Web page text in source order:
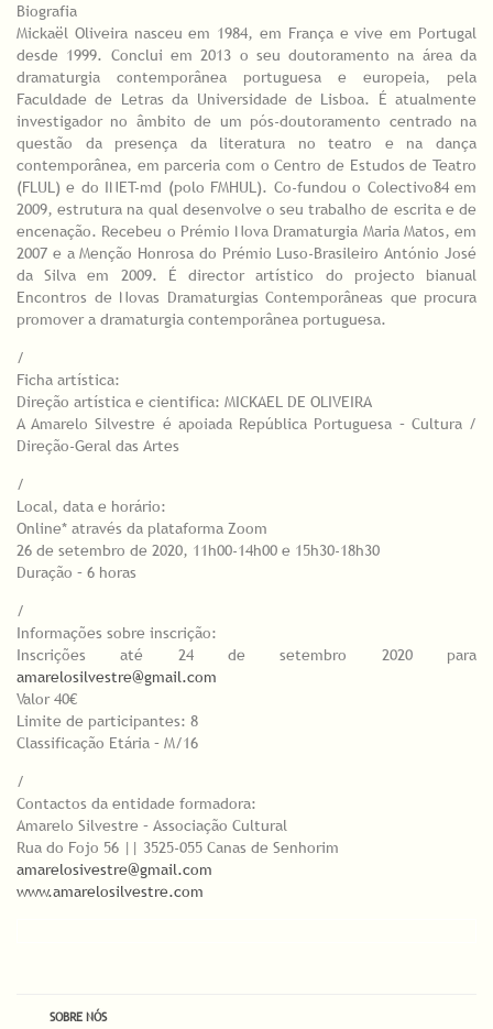
Biografia
Mickaël Oliveira nasceu em 1984, em França e vive em Portugal
desde 1999. Conclui em 2013 o seu doutoramento na área da
dramaturgia contemporânea portuguesa e europeia, pela
Faculdade de Letras da Universidade de Lisboa. É atualmente
investigador no âmbito de um pós-doutoramento centrado na
questão da presença da literatura no teatro e na dança
contemporânea, em parceria com o Centro de Estudos de Teatro
(FLUL) e do INET-md (polo FMHUL). Co-fundou o Colectivo84 em
2009, estrutura na qual desenvolve o seu trabalho de escrita e de
encenação. Recebeu o Prémio Nova Dramaturgia Maria Matos, em
2007 e a Menção Honrosa do Prémio Luso-Brasileiro António José
da Silva em 2009. É director artístico do projecto bianual
Encontros de Novas Dramaturgias Contemporâneas que procura
promover a dramaturgia contemporânea portuguesa.
/
Ficha artística:
Direção artística e cientifica: MICKAEL DE OLIVEIRA
A Amarelo Silvestre é apoiada República Portuguesa – Cultura /
Direção-Geral das Artes
/
Local, data e horário:
Online* através da plataforma Zoom
26 de setembro de 2020, 11h00-14h00 e 15h30-18h30
Duração – 6 horas
/
Informações sobre inscrição:
Inscrições até 24 de setembro 2020 para
amarelosilvestre@gmail.com
Valor 40€
Limite de participantes: 8
Classificação Etária – M/16
/
Contactos da entidade formadora:
Amarelo Silvestre – Associação Cultural
Rua do Fojo 56 || 3525-055 Canas de Senhorim
amarelosivestre@gmail.com
www.amarelosilvestre.com
SOBRE NÓS